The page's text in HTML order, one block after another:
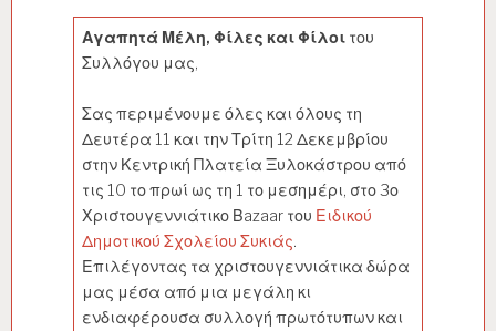
Αγαπητά Μέλη, Φίλες και Φίλοι του
Συλλόγου μας,
Σας περιμένουμε όλες και όλους τη
Δευτέρα 11 και την Τρίτη 12 Δεκεμβρίου
στην Κεντρική Πλατεία Ξυλοκάστρου από
τις 10 το πρωί ως τη 1 το μεσημέρι, στο 3ο
Χριστουγεννιάτικο Βazaar του Ειδικού
Δημοτικού Σχολείου Συκιάς.
Επιλέγοντας τα χριστουγεννιάτικα δώρα
μας μέσα από μια μεγάλη κι
ενδιαφέρουσα συλλογή πρωτότυπων και